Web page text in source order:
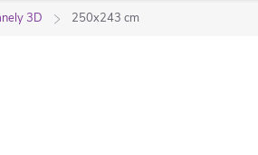
3D 250x243 cm